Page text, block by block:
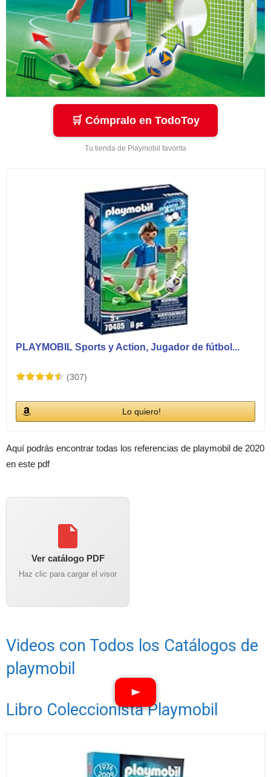
🛒 Cómpralo en TodoToy
Tu tienda de Playmobil favorita
PLAYMOBIL Sports y Action, Jugador de fútbol...
(307)
Lo quiero!
Aquí podrás encontrar todas los referencias de playmobil de 2020
en este pdf
Ver catálogo PDF
Haz clic para cargar el visor
Videos con Todos los Catálogos de
playmobil
Libro Coleccionista Playmobil